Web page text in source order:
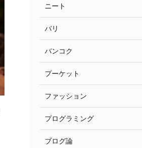
ニート
バリ
バンコク
プーケット
ファッション
プログラミング
ブログ論